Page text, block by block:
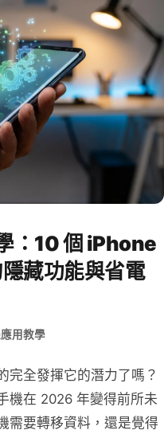
：10 個 iPhone
藏功能與省電
用教學
完全發揮它的潛力了嗎？
機在 2026 年變得前所未
需要轉移資料，還是覺得